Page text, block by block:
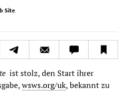
Site
ist stolz, den Start ihrer
wsws.org/uk, bekannt zu